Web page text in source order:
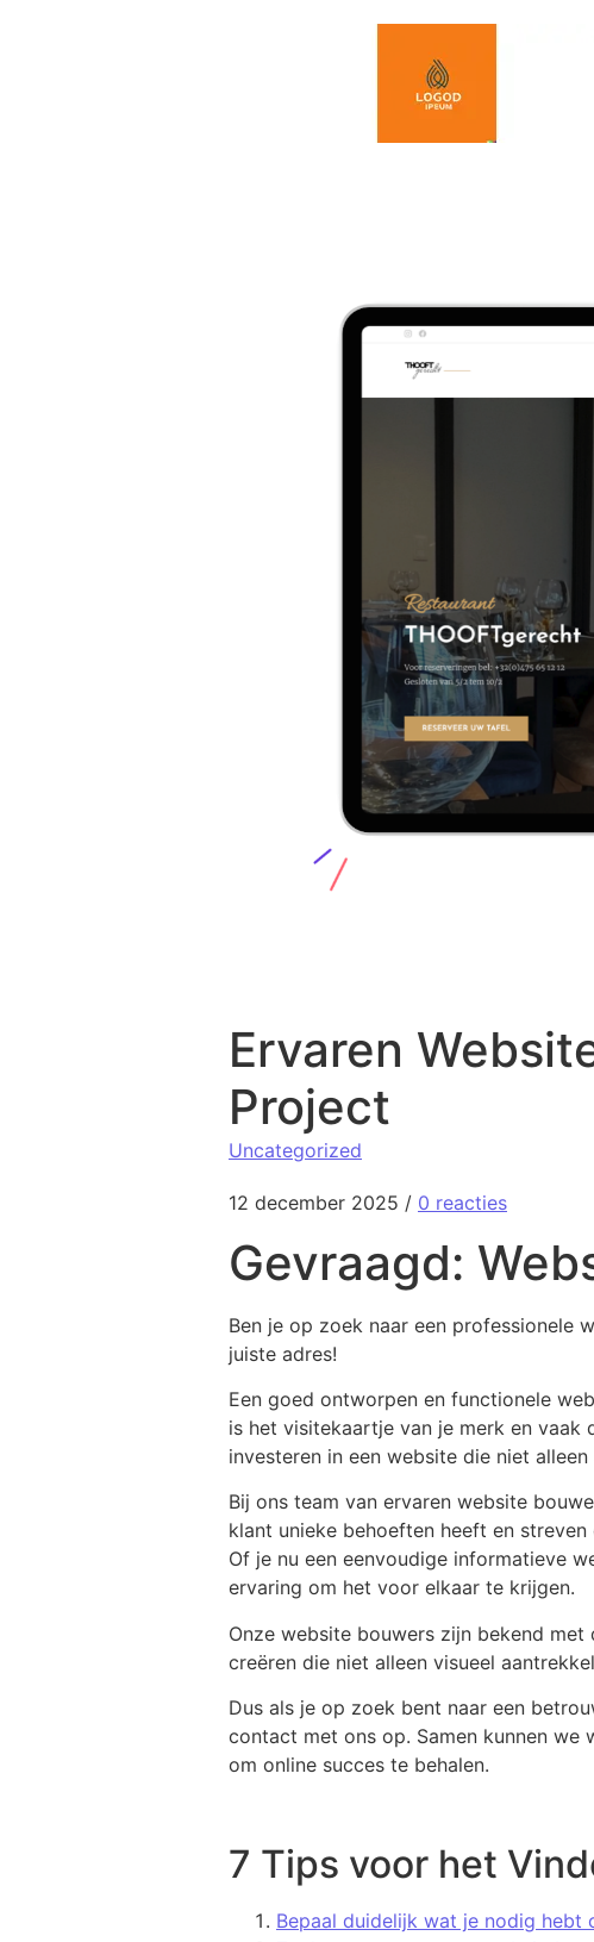
Ervaren
Project
Uncategorized
12 december 2025 / 0 reacties
Gevraagd:
Ben je op zoek naar een professionele
juiste adres!
Een goed ontworpen en functionele
is het visitekaartje van je merk en vaak
investeren in een website die niet
Bij ons team van ervaren website
klant unieke behoeften heeft en
Of je nu een eenvoudige informatieve
ervaring om het voor elkaar te krijgen.
Onze website bouwers zijn bekend
creëren die niet alleen visueel
Dus als je op zoek bent naar een
contact met ons op. Samen kunnen we
om online succes te behalen.
7 Tips voor het
Bepaal duidelijk wat je nodig hebt